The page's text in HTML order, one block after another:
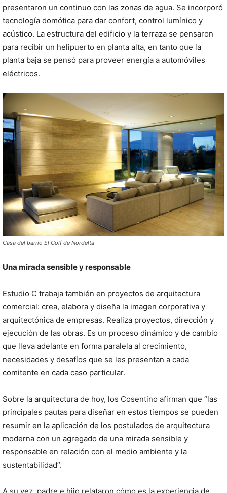
presentaron un continuo con las zonas de agua. Se incorporó
tecnología domótica para dar confort, control lumínico y
acústico. La estructura del edificio y la terraza se pensaron
para recibir un helipuerto en planta alta, en tanto que la
planta baja se pensó para proveer energía a automóviles
eléctricos.
Casa del barrio El Golf de Nordelta
Una mirada sensible y responsable
Estudio C trabaja también en proyectos de arquitectura
comercial: crea, elabora y diseña la imagen corporativa y
arquitectónica de empresas. Realiza proyectos, dirección y
ejecución de las obras. Es un proceso dinámico y de cambio
que lleva adelante en forma paralela al crecimiento,
necesidades y desafíos que se les presentan a cada
comitente en cada caso particular.
Sobre la arquitectura de hoy, los Cosentino afirman que “las
principales pautas para diseñar en estos tiempos se pueden
resumir en la aplicación de los postulados de arquitectura
moderna con un agregado de una mirada sensible y
responsable en relación con el medio ambiente y la
sustentabilidad”.